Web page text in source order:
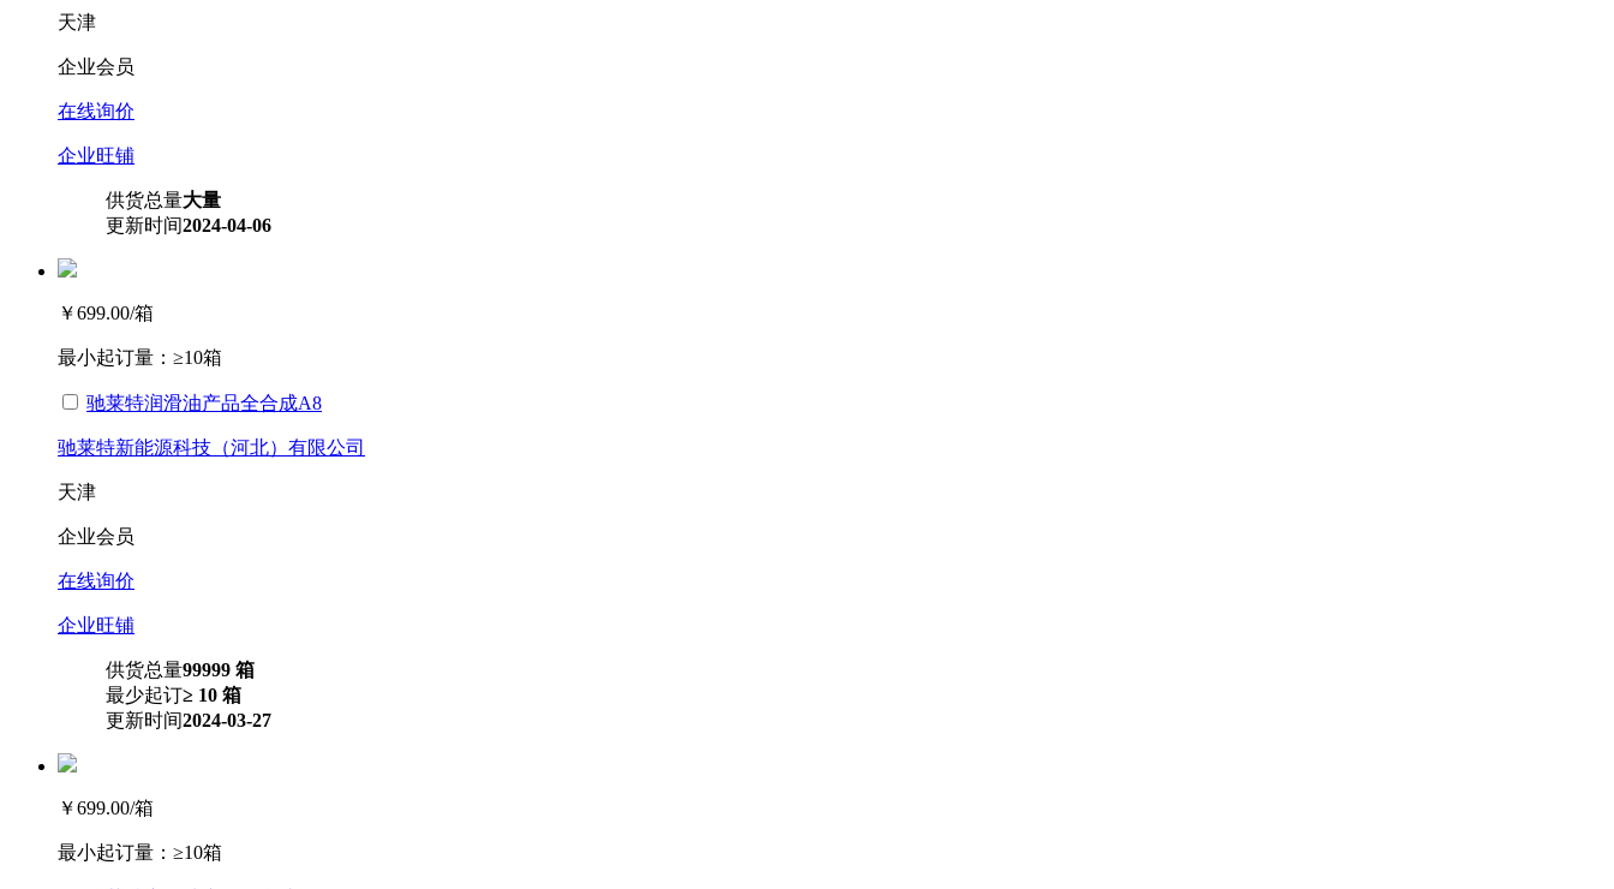
天津
企业会员
在线询价
企业旺铺
供货总量大量
更新时间2024-04-06
￥699.00/箱
最小起订量： ≥10箱
驰莱特润滑油产品全合成A8
驰莱特新能源科技（河北）有限公司
天津
企业会员
在线询价
企业旺铺
供货总量99999 箱
最少起订≥ 10 箱
更新时间2024-03-27
￥699.00/箱
最小起订量： ≥10箱